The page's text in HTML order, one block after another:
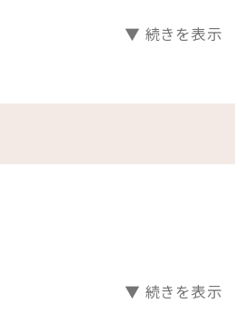
ンク＆スナック（開催時間有）
ル体験メニュー）
用（通年営業）
～1便のみご利用可能です。
休止の日程・時間帯がございま
▼ 続きを表示
▼ 続きを表示